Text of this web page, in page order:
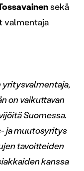
sekä
valmentaja
yritysvalmentaja,
on vaikuttavan
Suomessa.
ja muutosyritys
tavoitteiden
kanssa